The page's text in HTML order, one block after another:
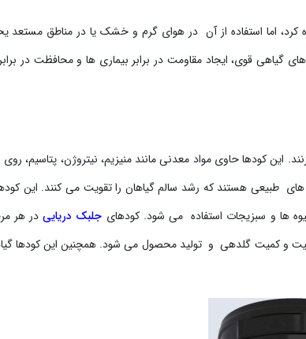
کرد، اما استفاده از آن در هوای گرم و خشک یا در مناطق مستعد
گیاهی قوی، ایجاد مقاومت در برابر بیماری ها و محافظت در
کودها حاوی مواد معدنی مانند منیزیم، نیتروژن، پتاسیم،
طبیعی هستند که رشد سالم گیاهان را تقویت می کنند. این
ها و سبزیجات استفاده می شود. کودهای جلبک دریاییدر هر
و کمیت گلدهی و تولید محصول می شود. همچنین این کودها